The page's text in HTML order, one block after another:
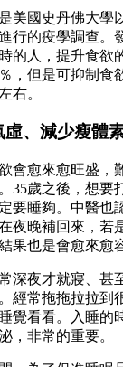
美國史丹佛大學
行的疫學調查。
的人，提升食欲
，但是可抑制食
右。
、減少瘦體
會愈來愈旺盛，
35歲之後，想要
要睡夠。中醫也
夜晚補回來，若
果也是會愈來愈
深夜才就寢、甚
經常拖拖拉拉到
覺看看。入睡的
，非常的重要。